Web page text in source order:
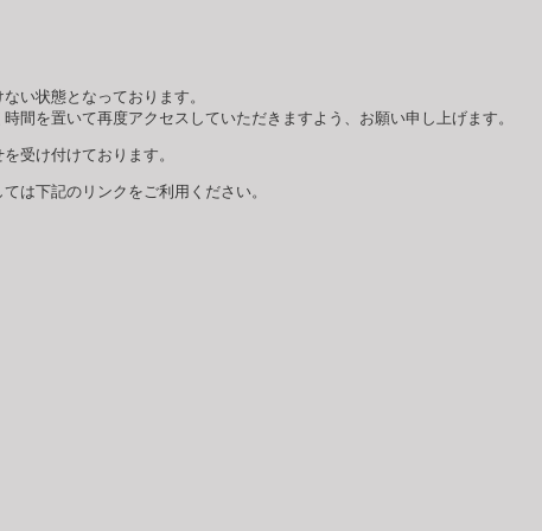
い状態となっております。
間を置いて再度アクセスしていただきますよう、お願い申し上げます。
受け付けております。
は下記のリンクをご利用ください。